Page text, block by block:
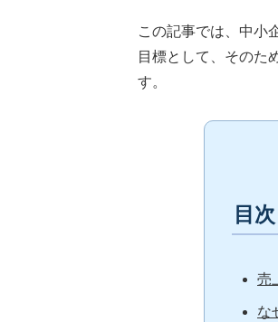
この記事では、中小
目標として、そのた
す。
目次
売
な